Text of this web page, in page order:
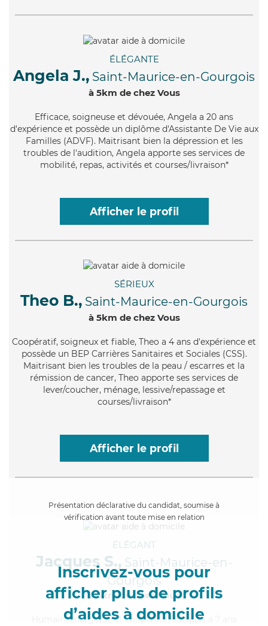
ÉLÉGANTE
Angela J., Saint-Maurice-en-Gourgois
à 5km de chez Vous
Efficace, soigneuse et dévouée, Angela a 20 ans
d'expérience et possède un diplôme d'Assistante De Vie aux
Familles (ADVF). Maitrisant bien la dépression et les
troubles de l'audition, Angela apporte ses services de
mobilité, repas, activités et courses/livraison*
Afficher le profil
SÉRIEUX
Theo B., Saint-Maurice-en-Gourgois
à 5km de chez Vous
Coopératif, soigneux et fiable, Theo a 4 ans d'expérience et
possède un BEP Carrières Sanitaires et Sociales (CSS).
Maitrisant bien les troubles de la peau / escarres et la
rémission de cancer, Theo apporte ses services de
lever/coucher, ménage, lessive/repassage et
courses/livraison*
Afficher le profil
Présentation déclarative du candidat, soumise à
vérification avant toute mise en relation
Inscrivez-vous pour
afficher plus de profils
d’aides à domicile
ÉLÉGANT
Jacques S., Saint-Maurice-en-
Gourgois
à 5km de chez Vous
Humain, énergique et coopératif, Jacques a 7 ans